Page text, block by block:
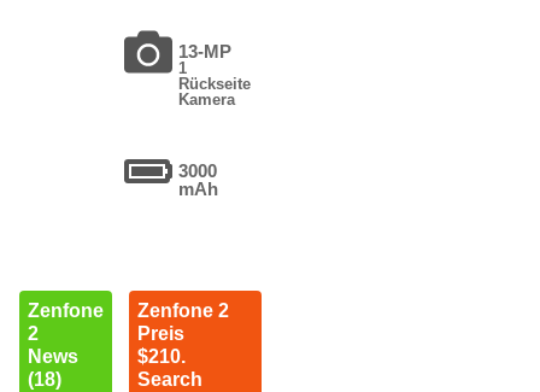
13-MP
1
Rückseite
Kamera
3000
mAh
Zenfone
2
News
(18)
Zenfone 2
Preis
$210.
Search